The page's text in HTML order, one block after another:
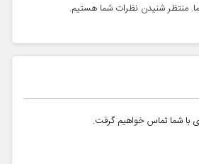
منتظر شنیدن نظرات شما هستیم.
با شما تماس خواهیم گرفت.